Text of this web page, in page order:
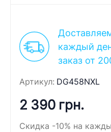
каждый
заказ от
Артикул: DG458NXL
2 390 грн.
Скидка -10% на